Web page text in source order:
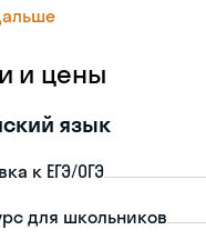
и цены
язык
к ЕГЭ/ОГЭ
для школьников